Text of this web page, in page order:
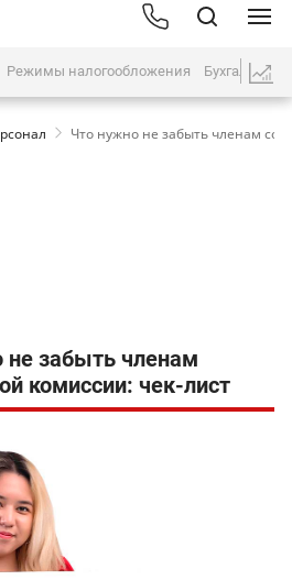
Режимы налогообложения Бухгалтерия
Что нужно не забыть членам
не забыть членам
комиссии: чек-лист